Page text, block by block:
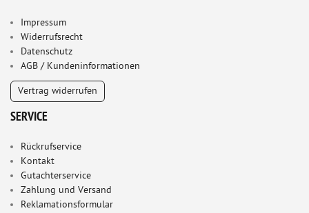
Impressum
Widerrufsrecht
Datenschutz
AGB / Kundeninformationen
Vertrag widerrufen
SERVICE
Rückrufservice
Kontakt
Gutachterservice
Zahlung und Versand
Reklamationsformular